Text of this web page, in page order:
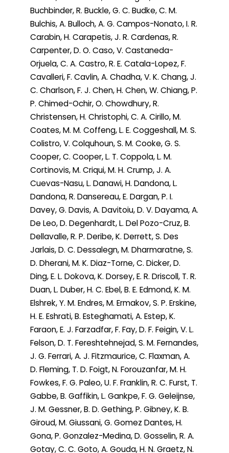
Buchbinder, R. Buckle, G. C. Budke, C. M.
Bulchis, A. Bulloch, A. G. Campos-Nonato, I. R.
Carabin, H. Carapetis, J. R. Cardenas, R.
Carpenter, D. O. Caso, V. Castaneda-
Orjuela, C. A. Castro, R. E. Catala-Lopez, F.
Cavalleri, F. Cavlin, A. Chadha, V. K. Chang, J.
C. Charlson, F. J. Chen, H. Chen, W. Chiang, P.
P. Chimed-Ochir, O. Chowdhury, R.
Christensen, H. Christophi, C. A. Cirillo, M.
Coates, M. M. Coffeng, L. E. Coggeshall, M. S.
Colistro, V. Colquhoun, S. M. Cooke, G. S.
Cooper, C. Cooper, L. T. Coppola, L. M.
Cortinovis, M. Criqui, M. H. Crump, J. A.
Cuevas-Nasu, L. Danawi, H. Dandona, L.
Dandona, R. Dansereau, E. Dargan, P. I.
Davey, G. Davis, A. Davitoiu, D. V. Dayama, A.
De Leo, D. Degenhardt, L. Del Pozo-Cruz, B.
Dellavalle, R. P. Deribe, K. Derrett, S. Des
Jarlais, D. C. Dessalegn, M. Dharmaratne, S.
D. Dherani, M. K. Diaz-Torne, C. Dicker, D.
Ding, E. L. Dokova, K. Dorsey, E. R. Driscoll, T. R.
Duan, L. Duber, H. C. Ebel, B. E. Edmond, K. M.
Elshrek, Y. M. Endres, M. Ermakov, S. P. Erskine,
H. E. Eshrati, B. Esteghamati, A. Estep, K.
Faraon, E. J. Farzadfar, F. Fay, D. F. Feigin, V. L.
Felson, D. T. Fereshtehnejad, S. M. Fernandes,
J. G. Ferrari, A. J. Fitzmaurice, C. Flaxman, A.
D. Fleming, T. D. Foigt, N. Forouzanfar, M. H.
Fowkes, F. G. Paleo, U. F. Franklin, R. C. Furst, T.
Gabbe, B. Gaffikin, L. Gankpe, F. G. Geleijnse,
J. M. Gessner, B. D. Gething, P. Gibney, K. B.
Giroud, M. Giussani, G. Gomez Dantes, H.
Gona, P. Gonzalez-Medina, D. Gosselin, R. A.
Gotay, C. C. Goto, A. Gouda, H. N. Graetz, N.